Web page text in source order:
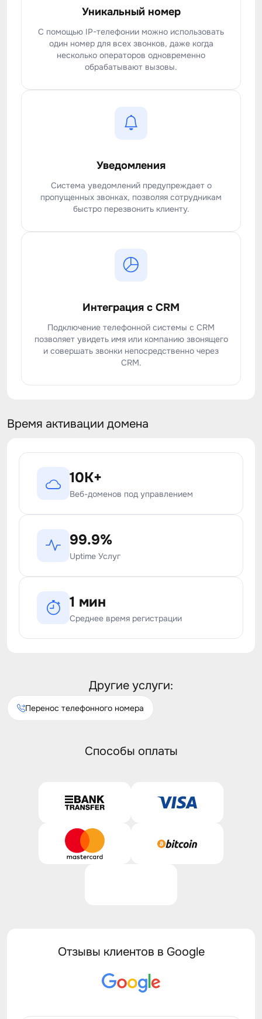
Уникальный номер
С помощью IP-телефонии можно использовать
один номер для всех звонков, даже когда
несколько операторов одновременно
обрабатывают вызовы.
Уведомления
Система уведомлений предупреждает о
пропущенных звонках, позволяя сотрудникам
быстро перезвонить клиенту.
Интеграция с CRM
Подключение телефонной системы с CRM
позволяет увидеть имя или компанию звонящего
и совершать звонки непосредственно через
CRM.
Время активации домена
10K+
Веб-доменов под управлением
99.9%
Uptime Услуг
1 мин
Среднее время регистрации
Другие услуги:
Перенос телефонного номера
Способы оплаты
Отзывы клиентов в Google